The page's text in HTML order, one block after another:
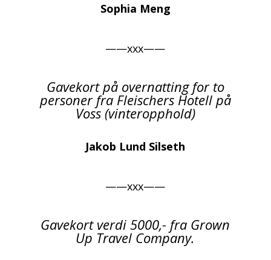
Sophia Meng
——xxx——
Gavekort på overnatting for to
personer fra Fleischers Hotell på
Voss (vinteropphold)
Jakob Lund Silseth
——xxx——
Gavekort verdi 5000,- fra Grown
Up Travel Company.